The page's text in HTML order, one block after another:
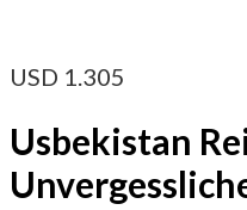
USD 1.305
Usbekistan